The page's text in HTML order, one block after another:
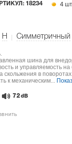
18234 4 шт.
H Симметричный
шина для
и управляемость
скольжения в
к механическим...
72 dB